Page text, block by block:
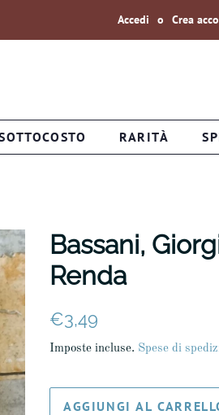
Accedi o Crea
RARITÀ
Bassani,
Renda
Prezzo
listino
€3,49
Imposte incluse. Spese di
AGGIUNGI AL